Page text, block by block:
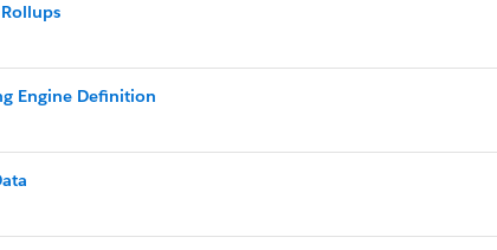
Engine Definition